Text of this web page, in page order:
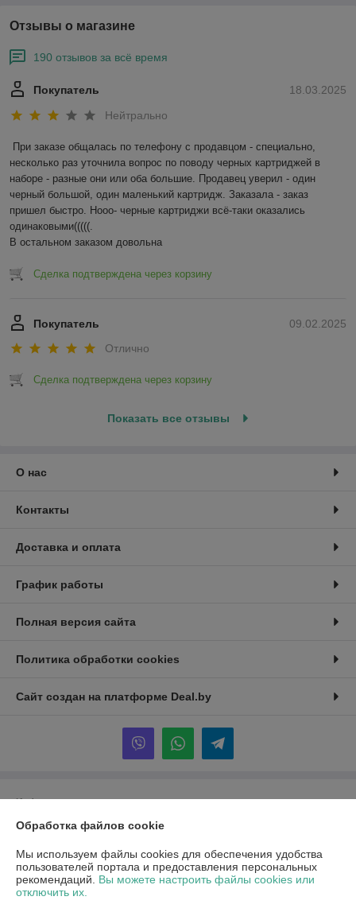
Отзывы о магазине
190 отзывов за всё время
18.03.2025
Покупатель
Нейтрально
При заказе общалась по телефону с продавцом - специально,
несколько раз уточнила вопрос по поводу черных картриджей в
наборе - разные они или оба большие. Продавец уверил - один
черный большой, один маленький картридж. Заказала - заказ
пришел быстро. Нооо- черные картриджи всё-таки оказались
одинаковыми(((((.
В остальном заказом довольна
Сделка подтверждена через корзину
09.02.2025
Покупатель
Отлично
Сделка подтверждена через корзину
Показать все отзывы
О нас
Контакты
Доставка и оплата
График работы
Полная версия сайта
Политика обработки cookies
Сайт создан на платформе Deal.by
Информация для покупателя
Юридическое лицо:ООО "ПроПринтер"
Регистрационный номер ЕГР: 591058567
УНП: 591058567
Обработка файлов cookie
Мы используем файлы cookies для обеспечения удобства
пользователей портала и предоставления персональных
рекомендаций. Вы можете настроить файлы cookies или
отключить их.